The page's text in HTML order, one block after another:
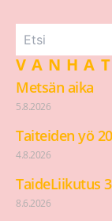
Metsän aika
5.8.2026
Taiteiden yö
4.8.2026
TaideLiikutus 3
8.6.2026